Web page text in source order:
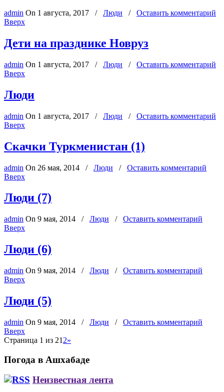
admin On 1 августа, 2017 / Люди / Оставить комментарий
Вверх
Дети на празднике Новруз
admin On 1 августа, 2017 / Люди / Оставить комментарий
Вверх
Люди
admin On 1 августа, 2017 / Люди / Оставить комментарий
Вверх
Скачки Туркменистан (1)
admin On 26 мая, 2014 / Люди / Оставить комментарий
Вверх
Люди (7)
admin On 9 мая, 2014 / Люди / Оставить комментарий
Вверх
Люди (6)
admin On 9 мая, 2014 / Люди / Оставить комментарий
Вверх
Люди (5)
admin On 9 мая, 2014 / Люди / Оставить комментарий
Вверх
Страница 1 из 21 2»
Погода в Ашхабаде
Неизвестная лента